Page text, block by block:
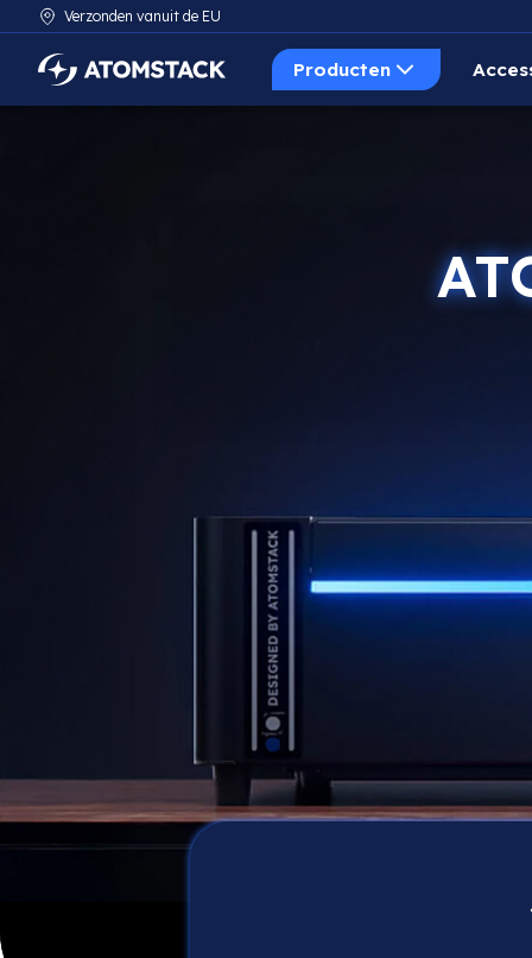
Verzonden vanuit de EU
AtomStack Europe Producten